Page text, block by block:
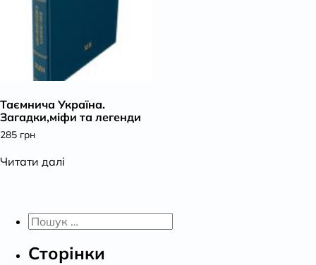
Таємнича Україна.
Загадки,міфи та легенди
285 грн
Читати далі
Пошук:
Сторінки